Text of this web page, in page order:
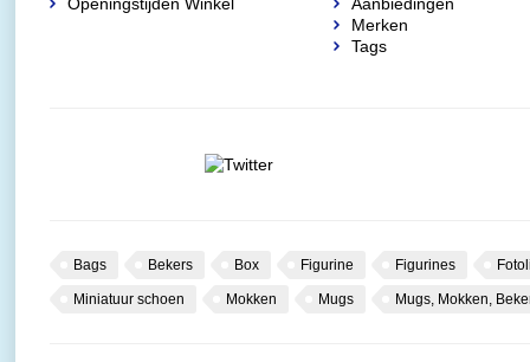
Merken
Tags
Bags Bekers Box Figurine Figurines
Miniatuur schoen Mokken Mugs Mugs, Mokken,